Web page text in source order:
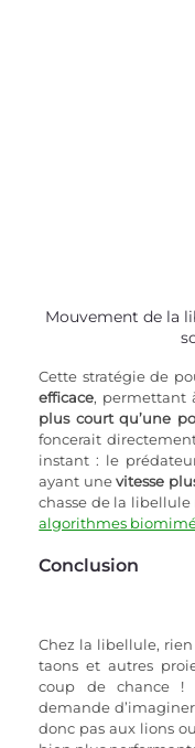
Mouvement de la
Cette stratégie de
efficace
plus court qu’une
foncerait
instant : le
ayant une vitesse
algorithmes
Conclusion
Chez la libellule, rien
taons et autres
coup de chance !
demande
donc pas aux lions